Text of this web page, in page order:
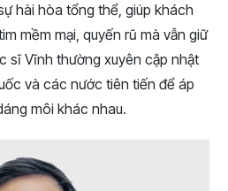
hài hòa tổng thể, giúp khách
mềm mại, quyến rũ mà vẫn giữ
sĩ Vĩnh thường xuyên cập nhật
và các nước tiên tiến để áp
môi khác nhau.